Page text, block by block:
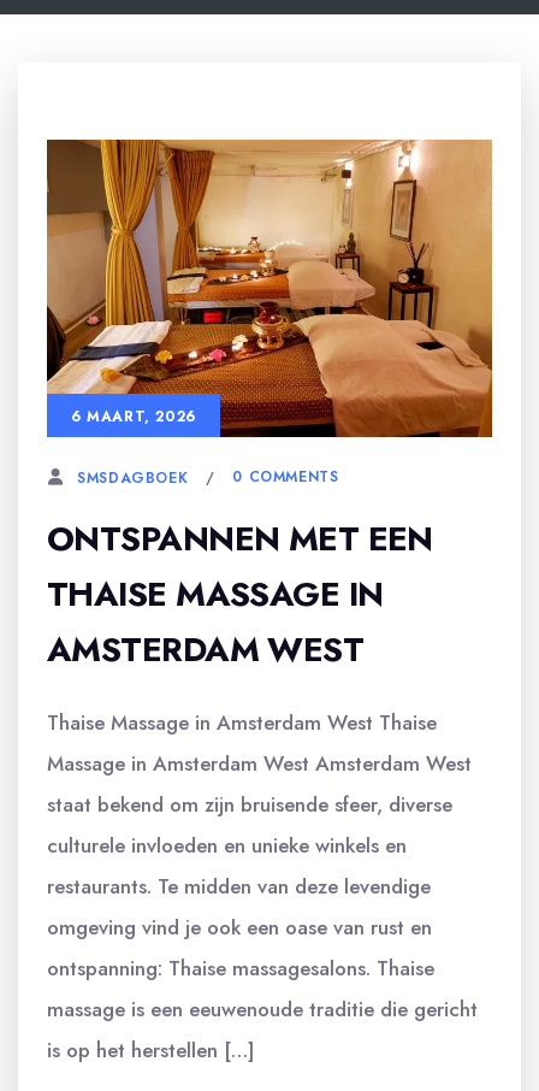
6 MAART, 2026
SMSDAGBOEK 0 COMMENTS
ONTSPANNEN MET EEN
THAISE MASSAGE IN
AMSTERDAM WEST
Thaise Massage in Amsterdam West Thaise
Massage in Amsterdam West Amsterdam West
staat bekend om zijn bruisende sfeer, diverse
culturele invloeden en unieke winkels en
restaurants. Te midden van deze levendige
omgeving vind je ook een oase van rust en
ontspanning: Thaise massagesalons. Thaise
massage is een eeuwenoude traditie die gericht
is op het herstellen […]